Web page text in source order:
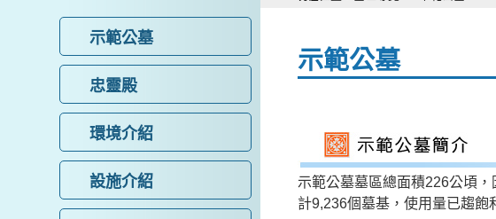
示範公墓
忠靈殿
環境介紹
設施介紹
示範公墓
示範公墓墓區總面積226公頃
計9,236個墓基，使用量已趨飽